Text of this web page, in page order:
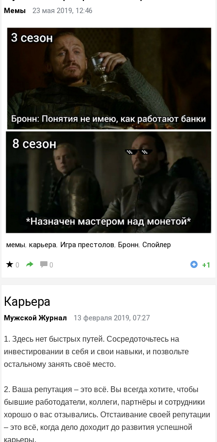
Мемы 23 мая 2019, 12:46
мемы, карьера, Игра престолов, Бронн, Спойлер
0 0 +1
Карьера
Мужской Журнал 13 февраля 2019, 07:27
1. Здесь нет быстрых путей. Сосредоточьтесь на
инвестировании в себя и свои навыки, и позвольте
остальному занять своё место.
2. Ваша репутация – это всё. Вы всегда хотите, чтобы
бывшие работодатели, коллеги, партнёры и сотрудники
хорошо о вас отзывались. Отстаивание своей репутации
– это всё, когда дело доходит до развития успешной
карьеры.